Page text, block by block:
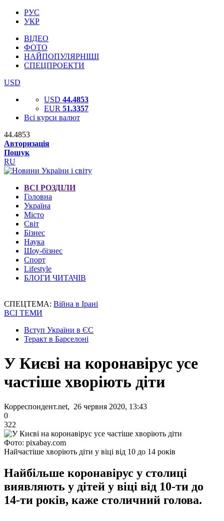
РУС
УКР
ВІДЕО
ФОТО
НАЙПОПУЛЯРНІШІ
СПЕЦПРОЕКТИ
USD
USD 44.4853
EUR 51.3357
Всі курси валют
44.4853
Авторизація
Пошук
RU
ВСІ РОЗДІЛИ
Головна
Україна
Місто
Світ
Бізнес
Наука
Шоу-бізнес
Спорт
Lifestyle
БЛОГИ ЧИТАЧІВ
СПЕЦТЕМА: Війна в Ірані
ВСІ ТЕМИ
Вступ України в ЄС
Теракт в Барселоні
У Києві на коронавірус усе
частіше хворіють діти
Корреспондент.net, 26 червня 2020, 13:43
0
322
Фото: pixabay.com
Найчастіше хворіють діти у віці від 10 до 14 років
Найбільше коронавірус у столиці
виявляють у дітей у віці від 10-ти до
14-ти років, каже столичний голова.